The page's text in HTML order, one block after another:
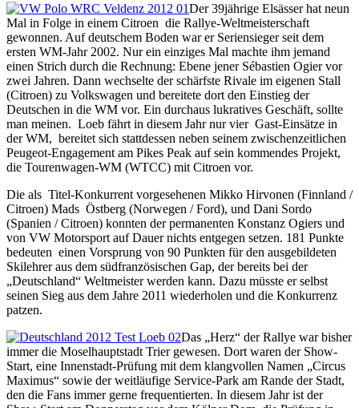
Der 39jährige Elsässer hat neun
Mal in Folge in einem Citroen die Rallye-Weltmeisterschaft
gewonnen. Auf deutschem Boden war er Seriensieger seit dem
ersten WM-Jahr 2002. Nur ein einziges Mal machte ihm jemand
einen Strich durch die Rechnung: Ebene jener Sébastien Ogier vor
zwei Jahren. Dann wechselte der schärfste Rivale im eigenen Stall
(Citroen) zu Volkswagen und bereitete dort den Einstieg der
Deutschen in die WM vor. Ein durchaus lukratives Geschäft, sollte
man meinen. Loeb fährt in diesem Jahr nur vier Gast-Einsätze in
der WM, bereitet sich stattdessen neben seinem zwischenzeitlichen
Peugeot-Engagement am Pikes Peak auf sein kommendes Projekt,
die Tourenwagen-WM (WTCC) mit Citroen vor.
Die als Titel-Konkurrent vorgesehenen Mikko Hirvonen (Finnland /
Citroen) Mads Östberg (Norwegen / Ford), und Dani Sordo
(Spanien / Citroen) konnten der permanenten Konstanz Ogiers und
von VW Motorsport auf Dauer nichts entgegen setzen. 181 Punkte
bedeuten einen Vorsprung von 90 Punkten für den ausgebildeten
Skilehrer aus dem südfranzösischen Gap, der bereits bei der
„Deutschland“ Weltmeister werden kann. Dazu müsste er selbst
seinen Sieg aus dem Jahre 2011 wiederholen und die Konkurrenz
patzen.
Das „Herz“ der Rallye war bisher
immer die Moselhauptstadt Trier gewesen. Dort waren der Show-
Start, eine Innenstadt-Prüfung mit dem klangvollen Namen „Circus
Maximus“ sowie der weitläufige Service-Park am Rande der Stadt,
den die Fans immer gerne frequentierten. In diesem Jahr ist der